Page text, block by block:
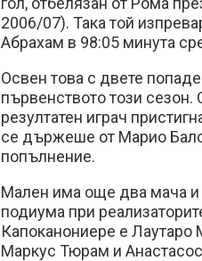
2006/07). Така той
Абрахам в 98:05 минута
Освен това с двете
първенството този сезон.
резултатен играч
се държеше от Марио
попълнение.
Мален има още два мача
подиума при
Капоканониере е Лаутаро
Маркус Тюрам и